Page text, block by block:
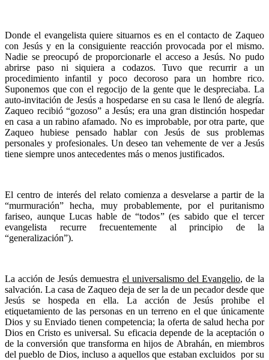
Donde el evangelista quiere situarnos es en el contacto de Zaqueo
con Jesús y en la consiguiente reacción provocada por el mismo.
Nadie se preocupó de proporcionarle el acceso a Jesús. No pudo
abrirse paso ni siquiera a codazos. Tuvo que recurrir a un
procedimiento infantil y poco decoroso para un hombre rico.
Suponemos que con el regocijo de la gente que le despreciaba. La
auto-invitación de Jesús a hospedarse en su casa le llenó de alegría.
Zaqueo recibió “gozoso” a Jesús; era una gran distinción hospedar
en casa a un rabino afamado. No es improbable, por otra parte, que
Zaqueo hubiese pensado hablar con Jesús de sus problemas
personales y profesionales. Un deseo tan vehemente de ver a Jesús
tiene siempre unos antecedentes más o menos justificados.
El centro de interés del relato comienza a desvelarse a partir de la
“murmuración” hecha, muy probablemente, por el puritanismo
fariseo, aunque Lucas hable de “todos” (es sabido que el tercer
evangelista recurre frecuentemente al principio de la
“generalización”).
La acción de Jesús demuestra el universalismo del Evangelio, de la
salvación. La casa de Zaqueo deja de ser la de un pecador desde que
Jesús se hospeda en ella. La acción de Jesús prohibe el
etiquetamiento de las personas en un terreno en el que únicamente
Dios y su Enviado tienen competencia; la oferta de salud hecha por
Dios en Cristo es universal. Su eficacia depende de la aceptación o
de la conversión que transforma en hijos de Abrahán, en miembros
del pueblo de Dios, incluso a aquellos que estaban excluidos por su